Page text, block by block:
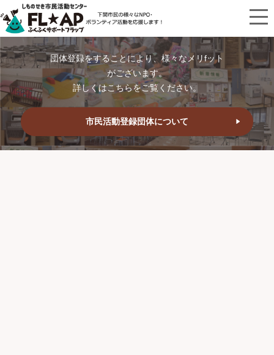
団体登録をすることにより、様々なメリfット
がございます。
詳しくはこちらをご覧ください。
市民活動登録団体について